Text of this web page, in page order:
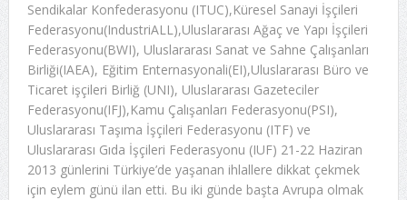
Sendikalar Konfederasyonu (ITUC),Küresel Sanayi İşçileri
Federasyonu(IndustriALL),Uluslararası Ağaç ve Yapı İşçileri
Federasyonu(BWI), Uluslararası Sanat ve Sahne Çalışanları
Birliği(IAEA), Eğitim Enternasyonali(EI),Uluslararası Büro ve
Ticaret işçileri Birliğ (UNI), Uluslararası Gazeteciler
Federasyonu(IFJ),Kamu Çalışanları Federasyonu(PSI),
Uluslararası Taşıma İşçileri Federasyonu (ITF) ve
Uluslararası Gıda İşçileri Federasyonu (IUF) 21-22 Haziran
2013 günlerini Türkiye’de yaşanan ihlallere dikkat çekmek
için eylem günü ilan etti. Bu iki günde başta Avrupa olmak